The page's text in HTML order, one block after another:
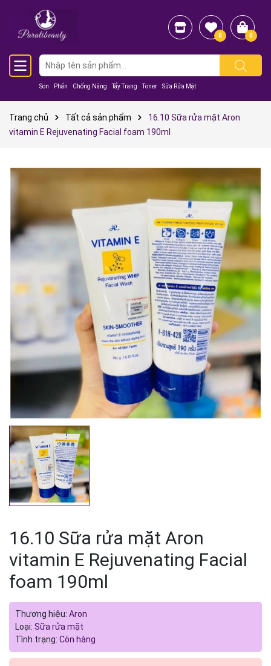
Son Phấn Chống Nắng Tẩy Trang Toner Sữa Rửa Mặt
0 0
Trang chủ Tất cả sản phẩm
16.10 Sữa rửa mặt Aron
vitamin E Rejuvenating Facial foam 190ml
16.10 Sữa rửa mặt Aron
vitamin E Rejuvenating Facial
foam 190ml
Thương hiệu: Aron
Loại: Sữa rửa mặt
Tình trạng: Còn hàng
Mã giảm giá:
Ngày hết hạn:
Điều kiện: